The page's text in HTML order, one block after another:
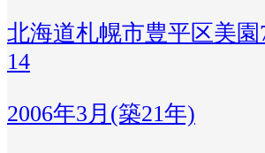
北海道札幌市豊平区美園
14
2006年3月(築21年)